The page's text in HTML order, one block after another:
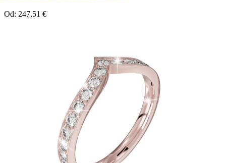
Zásnubné prstne z kolekcie Diamonds line.
Od: 247,51 €